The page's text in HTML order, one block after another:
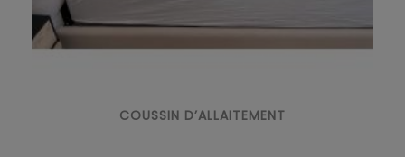
COUSSIN D’ALLAITEMENT